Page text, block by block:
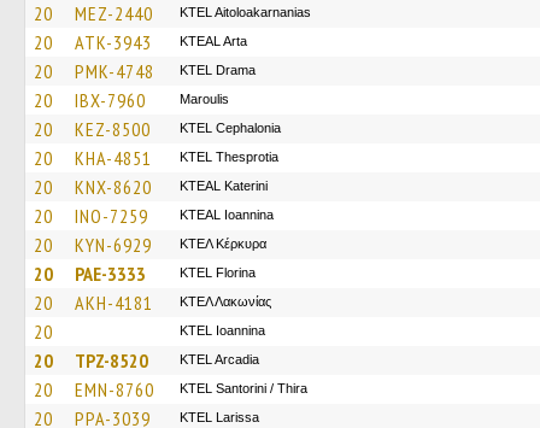
20 MEZ-2440 KTEL Aitoloakarnanias
20 ATK-3943 KTEAL Arta
20 PMK-4748 KTEL Drama
20 IBX-7960 Maroulis
20 KEZ-8500 KTEL Cephalonia
20 KHA-4851 KTEL Thesprotia
20 KNX-8620 KTEAL Katerini
20 INO-7259 KTEAL Ioannina
20 KYN-6929 ΚΤΕΛ Κέρκυρα
20 PAE-3333 KTEL Florina
20 AKH-4181 ΚΤΕΛ Λακωνίας
20 KTEL Ioannina
20 TPZ-8520 KTEL Arcadia
20 EMN-8760 KTEL Santorini / Thira
20 PPA-3039 KTEL Larissa